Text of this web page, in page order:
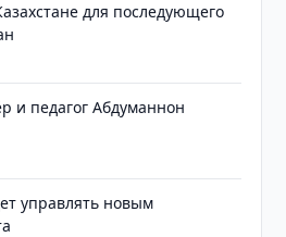
для последующего
и педагог Абдуманнон
управлять новым